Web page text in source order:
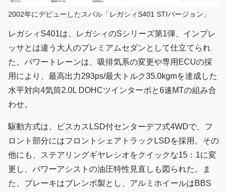
2002年にデビューしたスバル「レガシィS401 STIバージョン」
レガシィS401は、レガシィのSシリーズ第1弾、インプレ
ッサとは違う大人のプレミアムセダンとして仕立てられ
た。パワートレーンは、吸排気系の変更や専用ECUの採
用により、最高出力293ps/最大トルク35.0kgmを達成した
水平対向4気筒2.0L DOHCツインターボと6速MTの組み合
わせ。
駆動方式は、ビスカスLSD付センターデフ式4WDで、フ
ロント部分にはフロントシェアトラックLSDを採用。その
他にも、ステアリングギヤレシオをクイックな15：1に変
更し、パワーアシストの油圧特性見直しも図られた。ま
た、ブレーキはブレンボ製とし、アルミホイールはBBS